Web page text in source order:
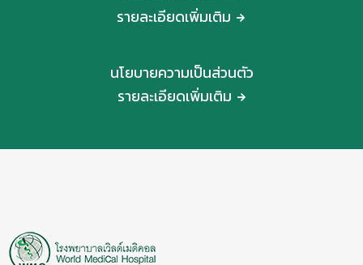
รายละเอียดเพิ่มเติม
นโยบายความเป็นส่วนตัว
รายละเอียดเพิ่มเติม